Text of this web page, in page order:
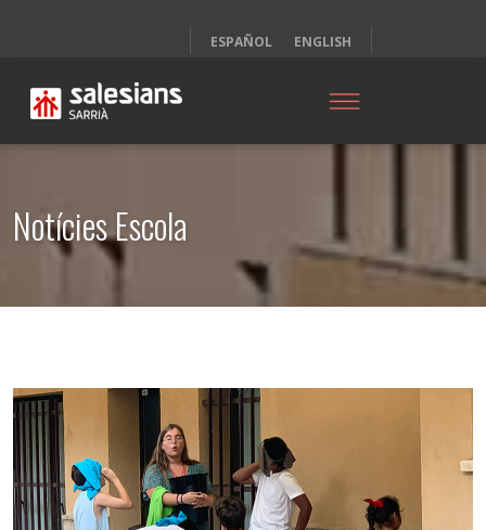
ESPAÑOL ENGLISH
Notícies Escola